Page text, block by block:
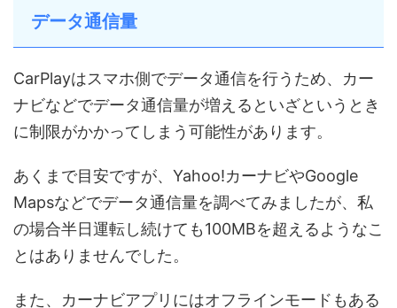
データ通信量
CarPlayはスマホ側でデータ通信を行うため、カー
ナビなどでデータ通信量が増えるといざというとき
に制限がかかってしまう可能性があります。
あくまで目安ですが、Yahoo!カーナビやGoogle
Mapsなどでデータ通信量を調べてみましたが、私
の場合半日運転し続けても100MBを超えるようなこ
とはありませんでした。
また、カーナビアプリにはオフラインモードもある